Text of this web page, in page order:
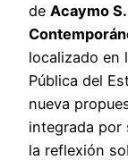
de Acaymo
localizado en
Pública del
nueva
integrada por
la reflexión